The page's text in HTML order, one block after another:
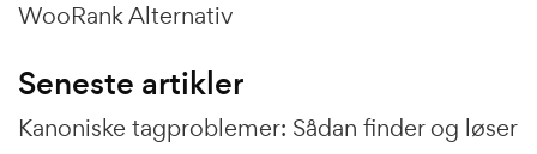
WooRank Alternativ
Seneste artikler
Kanoniske tagproblemer: Sådan finder og løser